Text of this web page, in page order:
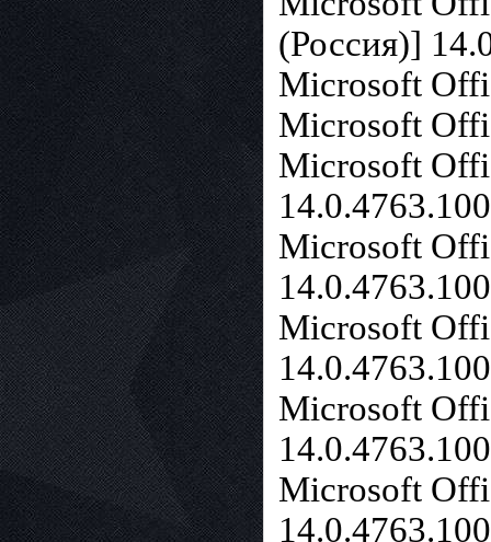
(Россия)]
Microsoft
Microsoft
Microsoft
Microsoft
Microsoft
Microsoft
Microsoft